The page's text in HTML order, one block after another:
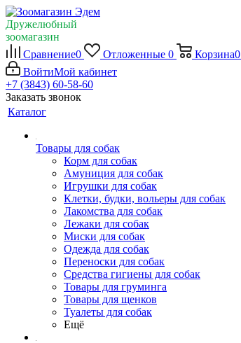
Дружелюбный
зоомагазин
Сравнение0 Отложенные 0 Корзина0
ВойтиМой кабинет
+7 (3843) 60-58-60
Заказать звонок
Каталог
Товары для собак
Корм для собак
Амуниция для собак
Игрушки для собак
Клетки, будки, вольеры для собак
Лакомства для собак
Лежаки для собак
Миски для собак
Одежда для собак
Переноски для собак
Средства гигиены для собак
Товары для груминга
Товары для щенков
Туалеты для собак
Ещё